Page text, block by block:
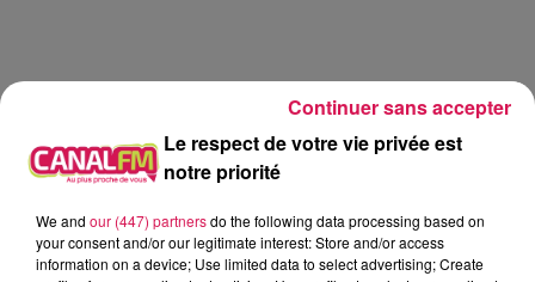
Réveil Canal FM
Le respect de votre vie privée est
notre priorité
We and our (447) partnersdo the following data processing based on
your consent and/or our legitimate interest: Store and/or access
information on a device; Use limited data to select advertising; Create
Continuer sans accepter